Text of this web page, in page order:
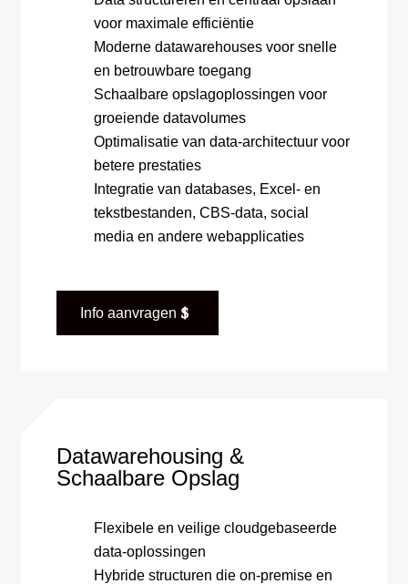
voor maximale efficiëntie
Moderne datawarehouses voor snelle
en betrouwbare toegang
Schaalbare opslagoplossingen voor
groeiende datavolumes
Optimalisatie van data-architectuur voor
betere prestaties
Integratie van databases, Excel- en
tekstbestanden, CBS-data, social
media en andere webapplicaties
Info aanvragen
Datawarehousing &
Schaalbare Opslag
Flexibele en veilige cloudgebaseerde
data-oplossingen
Hybride structuren die on-premise en